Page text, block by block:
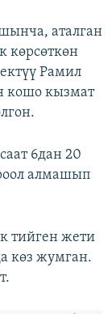
аталган
көрсөткөн
Рамил
кошо кызмат
6дан 20
алмашып
тийген жети
көз жумган.